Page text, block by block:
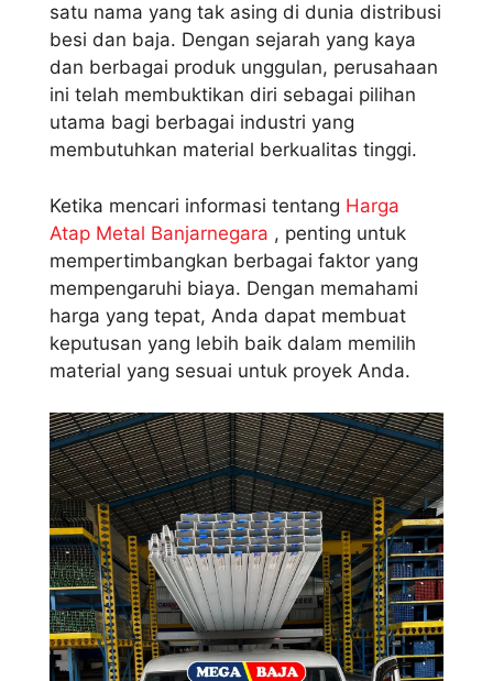
satu nama yang tak asing di dunia distribusi
besi dan baja. Dengan sejarah yang kaya
dan berbagai produk unggulan, perusahaan
ini telah membuktikan diri sebagai pilihan
utama bagi berbagai industri yang
membutuhkan material berkualitas tinggi.
Ketika mencari informasi tentang Harga
Atap Metal Banjarnegara , penting untuk
mempertimbangkan berbagai faktor yang
mempengaruhi biaya. Dengan memahami
harga yang tepat, Anda dapat membuat
keputusan yang lebih baik dalam memilih
material yang sesuai untuk proyek Anda.